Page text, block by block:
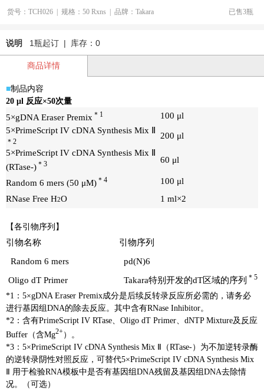
货号：TCH026 | 规格：50 Rxns | 品牌：Takara 已售3瓶
说明 1瓶起订 | 库存：0
商品详情
■制品内容
20 μl 反应×50次量
5×gDNA Eraser Premix ＊1
100 μl
5×PrimeScript IV cDNA Synthesis Mix Ⅱ
＊2
200 μl
5×PrimeScript IV cDNA Synthesis Mix Ⅱ
(RTase-) ＊3 60 μl
Random 6 mers (50 μM) ＊4
100 μl
RNase Free H2O 1 ml×2
【各引物序列】
引物名称
引物序列
Random 6 mers
pd(N)6
Oligo dT Primer
Takara特别开发的dT区域的序列 ＊5
*1：5×gDNA Eraser Premix成分是后续反转录反应所必需的，请务必
进行基因组DNA的除去反应。其中含有RNase Inhibitor。
*2：含有PrimeScript IV RTase、Oligo dT Primer、dNTP Mixture及反应
Buffer（含Mg2+）。
*3：5×PrimeScript IV cDNA Synthesis Mix Ⅱ（RTase-）为不加逆转录酶
的逆转录阴性对照反应，可替代5×PrimeScript IV cDNA Synthesis Mix
Ⅱ 用于检验RNA模板中是否有基因组DNA残留及基因组DNA去除情
况。（可选）